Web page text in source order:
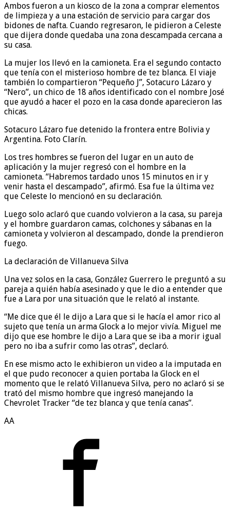
Ambos fueron a un kiosco de la zona a comprar elementos
de limpieza y a una estación de servicio para cargar dos
bidones de nafta. Cuando regresaron, le pidieron a Celeste
que dijera donde quedaba una zona descampada cercana a
su casa.
La mujer los llevó en la camioneta. Era el segundo contacto
que tenía con el misterioso hombre de tez blanca. El viaje
también lo compartieron “Pequeño J”, Sotacuro Lázaro y
“Nero”, un chico de 18 años identificado con el nombre José
que ayudó a hacer el pozo en la casa donde aparecieron las
chicas.
Sotacuro Lázaro fue detenido la frontera entre Bolivia y
Argentina. Foto Clarín.
Los tres hombres se fueron del lugar en un auto de
aplicación y la mujer regresó con el hombre en la
camioneta. “Habremos tardado unos 15 minutos en ir y
venir hasta el descampado”, afirmó. Esa fue la última vez
que Celeste lo mencionó en su declaración.
Luego solo aclaró que cuando volvieron a la casa, su pareja
y el hombre guardaron camas, colchones y sábanas en la
camioneta y volvieron al descampado, donde la prendieron
fuego.
La declaración de Villanueva Silva
Una vez solos en la casa, González Guerrero le preguntó a su
pareja a quién había asesinado y que le dio a entender que
fue a Lara por una situación que le relató al instante.
“Me dice que él le dijo a Lara que si le hacía el amor rico al
sujeto que tenía un arma Glock a lo mejor vivía. Miguel me
dijo que ese hombre le dijo a Lara que se iba a morir igual
pero no iba a sufrir como las otras”, declaró.
En ese mismo acto le exhibieron un video a la imputada en
el que pudo reconocer a quien portaba la Glock en el
momento que le relató Villanueva Silva, pero no aclaró si se
trató del mismo hombre que ingresó manejando la
Chevrolet Tracker “de tez blanca y que tenía canas”.
AA